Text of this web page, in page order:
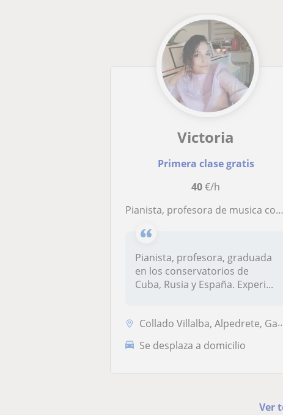
Victoria
Primera clase gratis
40€/h
Pianista, profesora de musica con mas de 30 años de experiencia.
Pianista, profesora, graduada
en los conservatorios de
Cuba, Rusia y España. Experi...
Collado Villalba, Alpedrete, Galapagar, Moralzarzal, Torrelodones, San...
Se desplaza a domicilio
Ver